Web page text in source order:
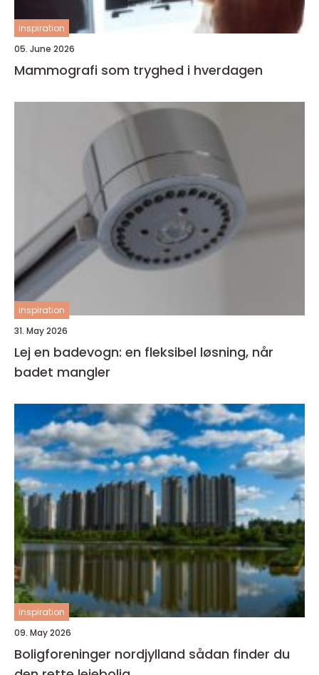
inspiration
05. June 2026
Mammografi som tryghed i hverdagen
inspiration
31. May 2026
Lej en badevogn: en fleksibel løsning, når
badet mangler
inspiration
09. May 2026
Boligforeninger nordjylland sådan finder du